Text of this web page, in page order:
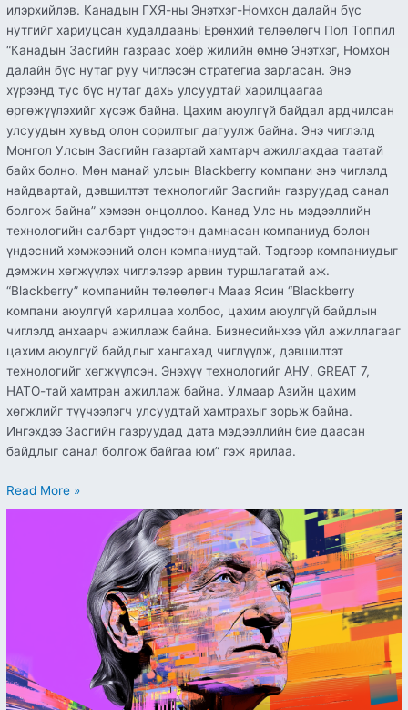
илэрхийлэв. Канадын ГХЯ-ны Энэтхэг-Номхон далайн бүс
нутгийг хариуцсан худалдааны Ерөнхий төлөөлөгч Пол Топпил
“Канадын Засгийн газраас хоёр жилийн өмнө Энэтхэг, Номхон
далайн бүс нутаг руу чиглэсэн стратегиа зарласан. Энэ
хүрээнд тус бүс нутаг дахь улсуудтай харилцаагаа
өргөжүүлэхийг хүсэж байна. Цахим аюулгүй байдал ардчилсан
улсуудын хувьд олон сорилтыг дагуулж байна. Энэ чиглэлд
Монгол Улсын Засгийн газартай хамтарч ажиллахдаа таатай
байх болно. Мөн манай улсын Blackberry компани энэ чиглэлд
найдвартай, дэвшилтэт технологийг Засгийн газруудад санал
болгож байна” хэмээн онцоллоо. Канад Улс нь мэдээллийн
технологийн салбарт үндэстэн дамнасан компаниуд болон
үндэсний хэмжээний олон компаниудтай. Тэдгээр компаниудыг
дэмжин хөгжүүлэх чиглэлээр арвин туршлагатай аж.
“Blackberry” компанийн төлөөлөгч Мааз Ясин “Blackberry
компани аюулгүй харилцаа холбоо, цахим аюулгүй байдлын
чиглэлд анхаарч ажиллаж байна. Бизнесийнхээ үйл ажиллагааг
цахим аюулгүй байдлыг хангахад чиглүүлж, дэвшилтэт
технологийг хөгжүүлсэн. Энэхүү технологийг АНУ, GREAT 7,
НАТО-тай хамтран ажиллаж байна. Улмаар Азийн цахим
хөгжлийг түүчээлэгч улсуудтай хамтрахыг зорьж байна.
Ингэхдээ Засгийн газруудад дата мэдээллийн бие даасан
байдлыг санал болгож байгаа юм” гэж ярилаа.
Read More »